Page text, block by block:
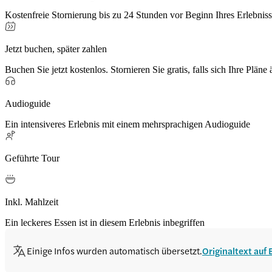
Kostenfreie Stornierung bis zu 24 Stunden vor Beginn Ihres
Jetzt buchen, später zahlen
Buchen Sie jetzt kostenlos. Stornieren Sie gratis, falls sich Ihre Pläne
Audioguide
Ein intensiveres Erlebnis mit einem mehrsprachigen Audioguide
Geführte Tour
Inkl. Mahlzeit
Ein leckeres Essen ist in diesem Erlebnis inbegriffen
Einige Infos wurden automatisch übersetzt.Originaltext auf